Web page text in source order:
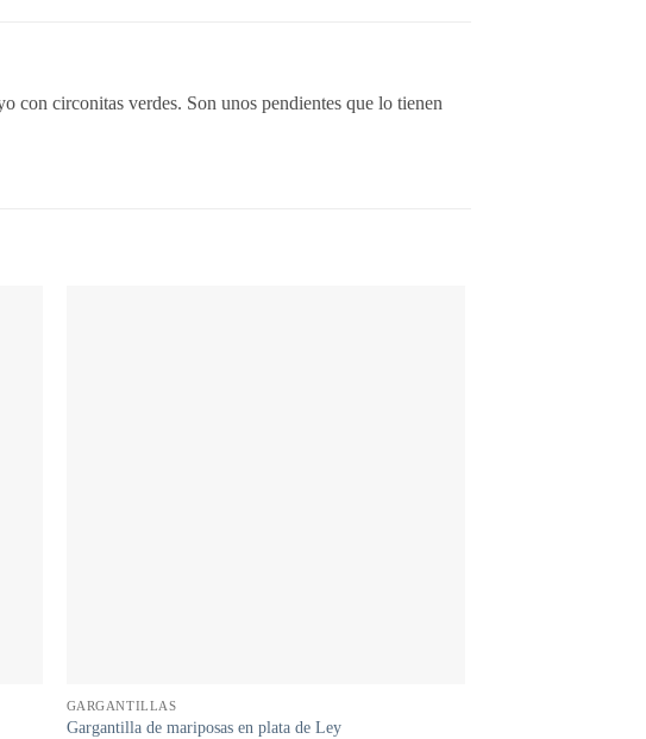
con circonitas verdes. Son unos pendientes que lo tienen
GARGANTILLAS
Gargantilla de mariposas en plata de Ley